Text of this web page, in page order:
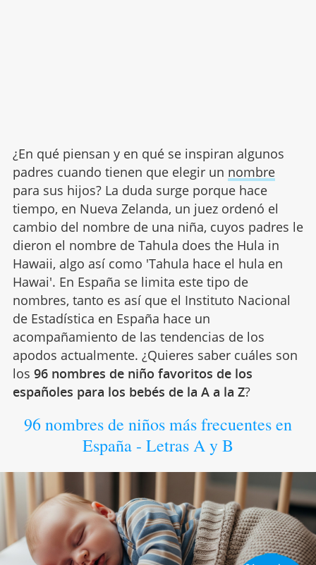
¿En qué piensan y en qué se inspiran algunos
padres cuando tienen que elegir un nombre
para sus hijos? La duda surge porque hace
tiempo, en Nueva Zelanda, un juez ordenó el
cambio del nombre de una niña, cuyos padres le
dieron el nombre de Tahula does the Hula in
Hawaii, algo así como 'Tahula hace el hula en
Hawai'. En España se limita este tipo de
nombres, tanto es así que el Instituto Nacional
de Estadística en España hace un
acompañamiento de las tendencias de los
apodos actualmente. ¿Quieres saber cuáles son
los 96 nombres de niño favoritos de los
españoles para los bebés de la A a la Z?
96 nombres de niños más frecuentes en
España - Letras A y B